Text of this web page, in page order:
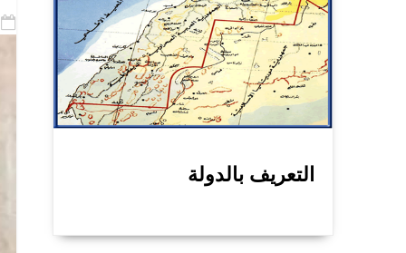
التعريف بالدولة